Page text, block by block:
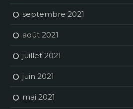
septembre 2021
août 2021
juillet 2021
juin 2021
mai 2021